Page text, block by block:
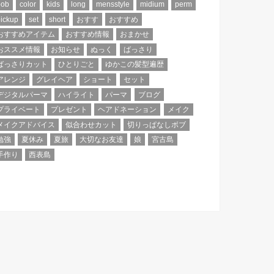
color kids long mensstyle midium
perm
set short おすす
おすすめ
すすめアイテム
おすすめ情報
おまかせ
ススメ情報
お知らせ ぬっく
ばっさり
っさりカット
ひとりごと
ゆかこの髪型遍歴
レンジ
グレイヘア ショート
セット
ジタルパーマ
ハイライト パーマ
ブログ
ライベート
プレゼント ヘアドネーション
メイク
イクアドバイス
似合わせカット
切りっぱなしボブ
強
夏休み 夏旅 大切なお友達 娘
宮古島
作り
西表島